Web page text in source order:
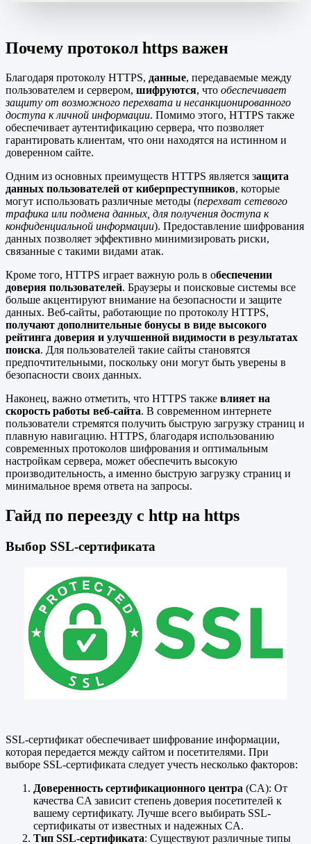
Почему протокол https важен
Благодаря протоколу HTTPS, данные, передаваемые между
пользователем и сервером, шифруются, что обеспечивает
защиту от возможного перехвата и несанкционированного
доступа к личной информации. Помимо этого, HTTPS также
обеспечивает аутентификацию сервера, что позволяет
гарантировать клиентам, что они находятся на истинном и
доверенном сайте.
Одним из основных преимуществ HTTPS является защита
данных пользователей от киберпреступников, которые
могут использовать различные методы (перехват сетевого
трафика или подмена данных, для получения доступа к
конфиденциальной информации). Предоставление шифрования
данных позволяет эффективно минимизировать риски,
связанные с такими видами атак.
Кроме того, HTTPS играет важную роль в обеспечении
доверия пользователей. Браузеры и поисковые системы все
больше акцентируют внимание на безопасности и защите
данных. Веб-сайты, работающие по протоколу HTTPS,
получают дополнительные бонусы в виде высокого
рейтинга доверия и улучшенной видимости в результатах
поиска. Для пользователей такие сайты становятся
предпочтительными, поскольку они могут быть уверены в
безопасности своих данных.
Наконец, важно отметить, что HTTPS также влияет на
скорость работы веб-сайта. В современном интернете
пользователи стремятся получить быструю загрузку страниц и
плавную навигацию. HTTPS, благодаря использованию
современных протоколов шифрования и оптимальным
настройкам сервера, может обеспечить высокую
производительность, а именно быструю загрузку страниц и
минимальное время ответа на запросы.
Гайд по переезду с http на https
Выбор SSL-сертификата
SSL-сертификат обеспечивает шифрование информации,
которая передается между сайтом и посетителями. При
выборе SSL-сертификата следует учесть несколько факторов:
Доверенность сертификационного центра (CA): От
качества CA зависит степень доверия посетителей к
вашему сертификату. Лучше всего выбирать SSL-
сертификаты от известных и надежных CA.
Тип SSL-сертификата: Существуют различные типы